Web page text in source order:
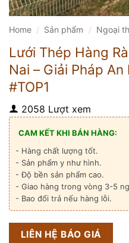
Home / Sản phẩm / Ngoại
Lưới Thép Hàng
Nai – Giải Pháp
#TOP1
2058 Lượt xem
CAM KẾT KHI BÁN HÀNG:
- Hàng chất lượng tốt.
- Sản phẩm y như hình.
- Độ bền sản phẩm cao.
- Giao hàng trong vòng 3-5
- Bao đổi trả nếu hàng lỗi.
LIÊN HỆ BÁO GIÁ